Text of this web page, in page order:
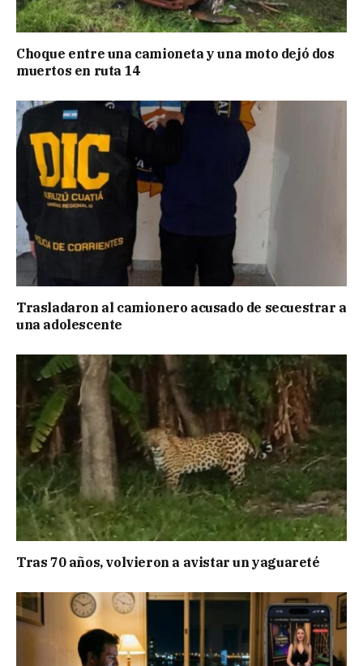
Choque entre una camioneta y una moto dejó dos
muertos en ruta 14
Trasladaron al camionero acusado de secuestrar a
una adolescente
Tras 70 años, volvieron a avistar un yaguareté